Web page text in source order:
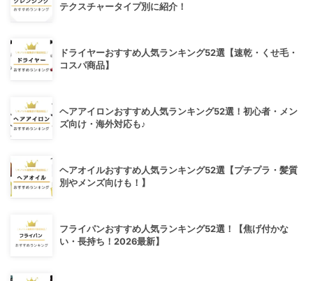
テクスチャータイプ別に紹介！
ドライヤーおすすめ人気ランキング52選【速乾・くせ毛・
コスパ商品】
ヘアアイロンおすすめ人気ランキング52選！初心者・メン
ズ向け・海外対応も♪
ヘアオイルおすすめ人気ランキング52選【プチプラ・髪質
別やメンズ向けも！】
フライパンおすすめ人気ランキング52選！【焦げ付かな
い・長持ち！2026最新】